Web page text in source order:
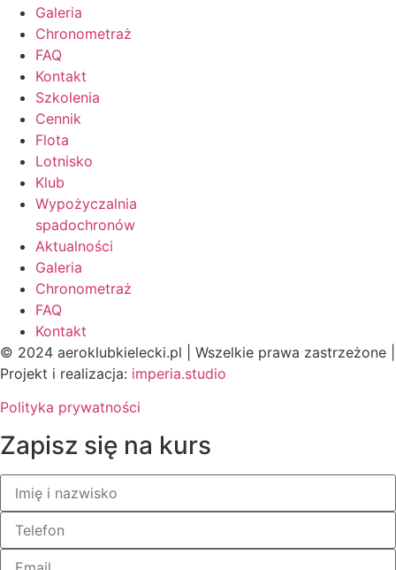
Galeria
Chronometraż
FAQ
Kontakt
Szkolenia
Cennik
Flota
Lotnisko
Klub
Wypożyczalnia
spadochronów
Aktualności
Galeria
Chronometraż
FAQ
Kontakt
© 2024 aeroklubkielecki.pl | Wszelkie prawa zastrzeżone |
Projekt i realizacja: imperia.studio
Polityka prywatności
Zapisz się na kurs